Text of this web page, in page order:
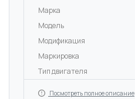
Марка
Модель
Модификация
Маркировка
Тип двигателя
Посмотреть полное описание